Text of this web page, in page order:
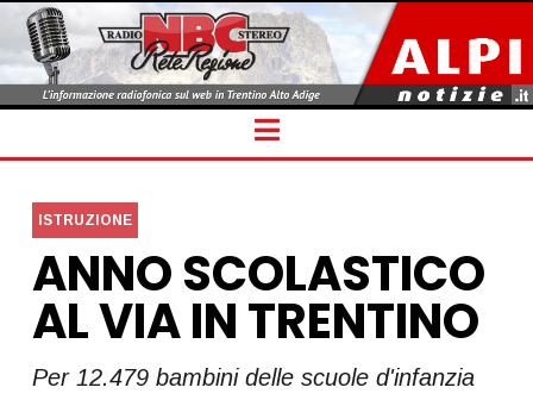
Navigation
ISTRUZIONE
ANNO SCOLASTICO
AL VIA IN TRENTINO
Per 12.479 bambini delle scuole d'infanzia